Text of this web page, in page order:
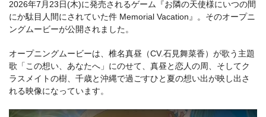
2026年7月23日(木)に発売されるゲーム『お隣の天使様にいつの間
にか駄目人間にされていた件 Memorial Vacation』。そのオープニ
ングムービーが公開されました。
オープニングムービーは、椎名真昼（CV.石見舞菜香）が歌う主題
歌「この想い、あなたへ」にのせて、真昼と恋人の周、そしてク
ラスメイトの樹、千歳と沖縄で過ごすひと夏の想い出が映し出さ
れる映像になっています。